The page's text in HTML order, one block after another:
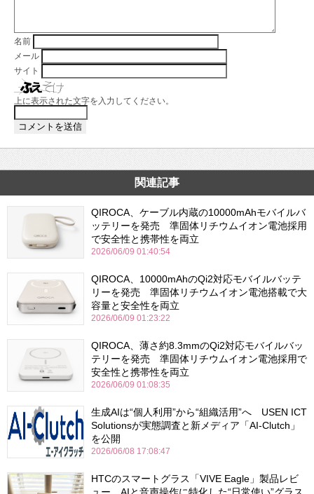
名前
メール
サイト
上に表示された文字を入力してください。
関連記事
QIROCA、ケーブル内蔵の10000mAhモバイルバ
ッテリーを発売 準固体リチウムイオン電池採用
で安全性と携帯性を両立
2026/06/09 01:40:54
QIROCA、10000mAhのQi2対応モバイルバッテ
リーを発売 準固体リチウムイオン電池搭載で大
容量と安全性を両立
2026/06/09 01:23:22
QIROCA、薄さ約8.3mmのQi2対応モバイルバッ
テリーを発売 準固体リチウムイオン電池採用で
安全性と携帯性を両立
2026/06/09 01:08:35
生成AIは“個人利用”から“組織活用”へ USEN ICT
Solutionsが実態調査と新メディア「AI-Clutch」
を公開
2026/06/08 17:08:47
HTCのスマートグラス「VIVE Eagle」製品レビ